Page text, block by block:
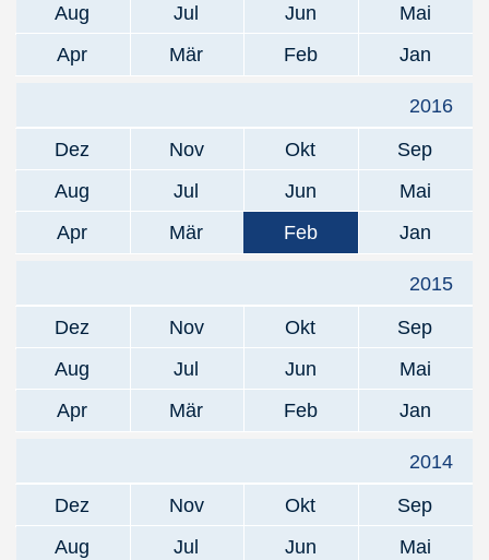
Aug
Jul Jun
Mai
Apr
Mär Feb Jan
2016
Dez
Nov Okt
Sep
Aug
Jul Jun
Mai
Apr
Mär Feb Jan
2015
Dez
Nov Okt
Sep
Aug
Jul Jun
Mai
Apr
Mär Feb Jan
2014
Dez
Nov Okt
Sep
Aug
Jul Jun
Mai